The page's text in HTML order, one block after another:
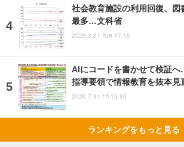
社会教育施設の利用回復、図
最多…文科省
2026.3.31 Tue 17:15
AIにコードを書かせて検証
指導要領で情報教育を抜本見
2026.7.31 Fri 15:45
ランキングをもっと見る